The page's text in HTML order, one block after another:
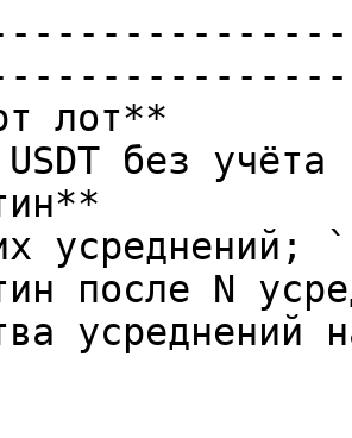
лот**
USDT без
после N
усреднений